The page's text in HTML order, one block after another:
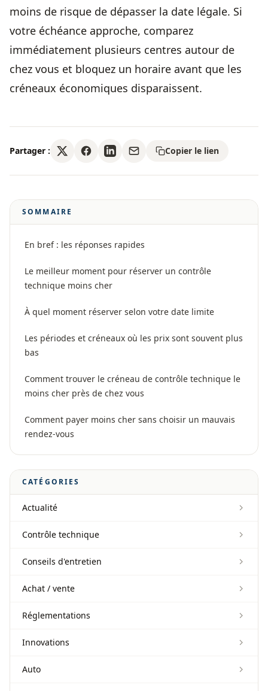
moins de risque de dépasser la date légale. Si
votre échéance approche, comparez
immédiatement plusieurs centres autour de
chez vous et bloquez un horaire avant que les
créneaux économiques disparaissent.
Partager : Copier le lien
SOMMAIRE
En bref : les réponses rapides
Le meilleur moment pour réserver un contrôle
technique moins cher
À quel moment réserver selon votre date limite
Les périodes et créneaux où les prix sont souvent plus
bas
Comment trouver le créneau de contrôle technique le
moins cher près de chez vous
Comment payer moins cher sans choisir un mauvais
rendez-vous
CATÉGORIES
Actualité
Contrôle technique
Conseils d'entretien
Achat / vente
Réglementations
Innovations
Auto